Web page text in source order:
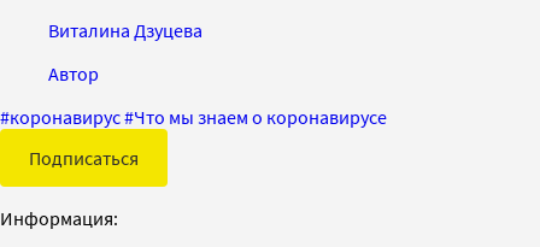
Виталина Дзуцева
Автор
#коронавирус#Что мы знаем о коронавирусе
Подписаться
Информация: